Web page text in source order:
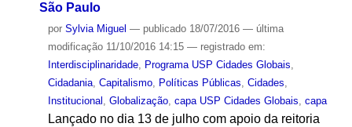
São Paulo
por Sylvia Miguel — publicado18/07/2016 — última
modificação11/10/2016 14:15 — registrado em:
Interdisciplinaridade, Programa USP Cidades Globais,
Cidadania, Capitalismo, Políticas Públicas, Cidades,
Institucional , Globalização, capa USP Cidades Globais, capa
Lançado no dia 13 de julho com apoio da reitoria